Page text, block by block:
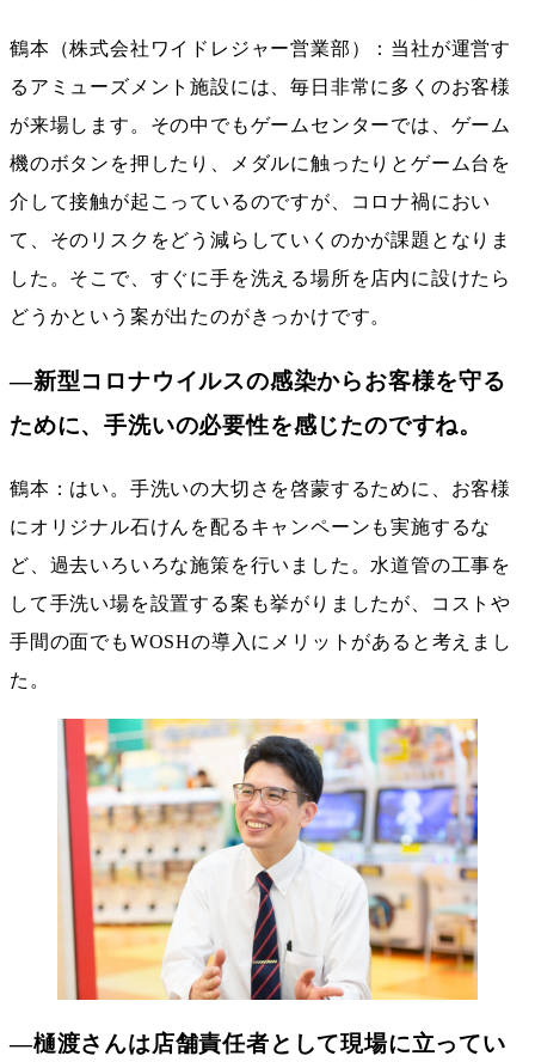
鶴本（株式会社ワイドレジャー営業部）：当社が運営す
るアミューズメント施設には、毎日非常に多くのお客様
が来場します。その中でもゲームセンターでは、ゲーム
機のボタンを押したり、メダルに触ったりとゲーム台を
介して接触が起こっているのですが、コロナ禍におい
て、そのリスクをどう減らしていくのかが課題となりま
した。そこで、すぐに手を洗える場所を店内に設けたら
どうかという案が出たのがきっかけです。
―新型コロナウイルスの感染からお客様を守る
ために、手洗いの必要性を感じたのですね。
鶴本：はい。手洗いの大切さを啓蒙するために、お客様
にオリジナル石けんを配るキャンペーンも実施するな
ど、過去いろいろな施策を行いました。水道管の工事を
して手洗い場を設置する案も挙がりましたが、コストや
手間の面でもWOSHの導入にメリットがあると考えまし
た。
―樋渡さんは店舗責任者として現場に立ってい